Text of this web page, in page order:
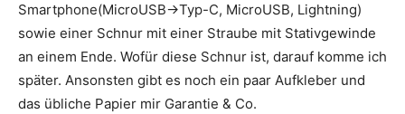
Smartphone(MicroUSB->Typ-C, MicroUSB, Lightning)
sowie einer Schnur mit einer Straube mit Stativgewinde
an einem Ende. Wofür diese Schnur ist, darauf komme ich
später. Ansonsten gibt es noch ein paar Aufkleber und
das übliche Papier mir Garantie & Co.